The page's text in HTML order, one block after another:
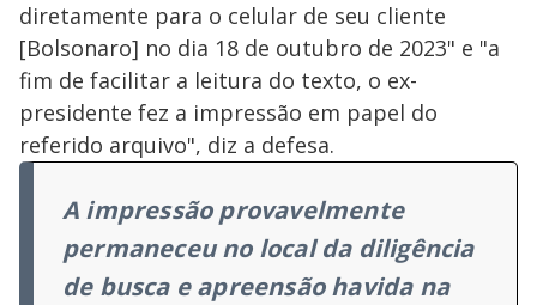
diretamente para o celular de seu cliente
[Bolsonaro] no dia 18 de outubro de 2023" e "a
fim de facilitar a leitura do texto, o ex-
presidente fez a impressão em papel do
referido arquivo", diz a defesa.
A impressão provavelmente
permaneceu no local da diligência
de busca e apreensão havida na